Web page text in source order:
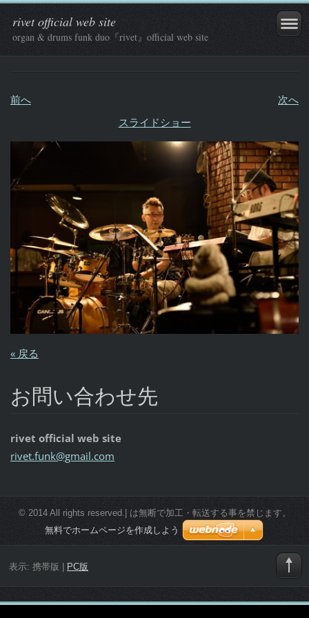
rivet official web site
organ & drums funk duo『rivet』official web site
前へ
次へ
スライドショー
« 戻る
お問い合わせ先
rivet official web site
rivet.funk@gmail.com
© 2014 All rights reserved.| は無断で加工・転送する事を禁じます。
無料でホームページを作成しよう
表示: 携帯版 | PC版